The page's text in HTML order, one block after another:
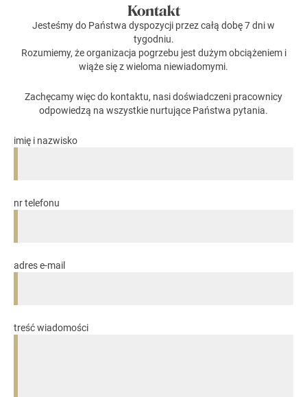
Kontakt
Jesteśmy do Państwa dyspozycji przez całą dobę 7 dni w
tygodniu.
Rozumiemy, że organizacja pogrzebu jest dużym obciążeniem i
wiąże się z wieloma niewiadomymi.
Zachęcamy więc do kontaktu, nasi doświadczeni pracownicy
odpowiedzą na wszystkie nurtujące Państwa pytania.
imię i nazwisko
nr telefonu
adres e-mail
treść wiadomości